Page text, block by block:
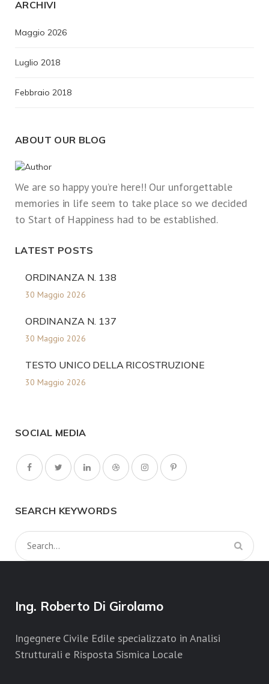
ARCHIVI
Maggio 2026
Luglio 2018
Febbraio 2018
ABOUT OUR BLOG
We are so happy you’re here!! Our unforgettable
memories in life seem to take place so we decided
to Start of Happiness had to be established.
LATEST POSTS
ORDINANZA N. 138
30 Maggio 2026
ORDINANZA N. 137
30 Maggio 2026
TESTO UNICO DELLA RICOSTRUZIONE
30 Maggio 2026
SOCIAL MEDIA
SEARCH KEYWORDS
Ing. Roberto Di Girolamo
Ingegnere Civile Edile specializzato in Analisi
Strutturali e Risposta Sismica Locale